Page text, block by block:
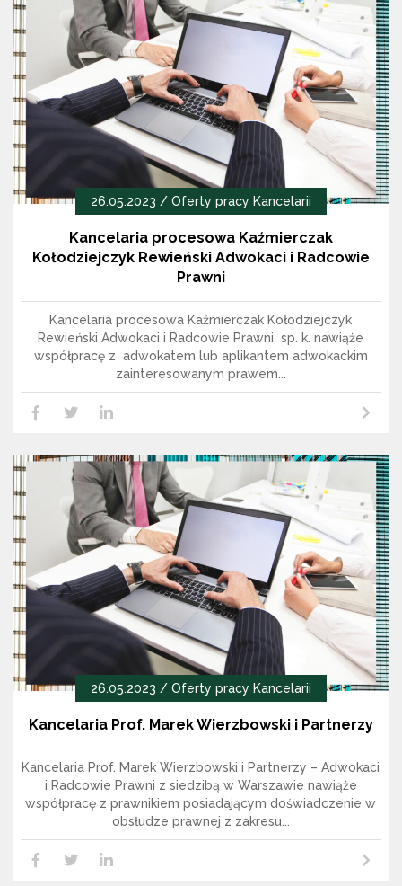
26.05.2023 / Oferty pracy Kancelarii
Kancelaria procesowa Kaźmierczak
Kołodziejczyk Rewieński Adwokaci i Radcowie
Prawni
Kancelaria procesowa Kaźmierczak Kołodziejczyk
Rewieński Adwokaci i Radcowie Prawni sp. k. nawiąże
współpracę z adwokatem lub aplikantem adwokackim
zainteresowanym prawem...
26.05.2023 / Oferty pracy Kancelarii
Kancelaria Prof. Marek Wierzbowski i Partnerzy
Kancelaria Prof. Marek Wierzbowski i Partnerzy – Adwokaci
i Radcowie Prawni z siedzibą w Warszawie nawiąże
współpracę z prawnikiem posiadającym doświadczenie w
obsłudze prawnej z zakresu...